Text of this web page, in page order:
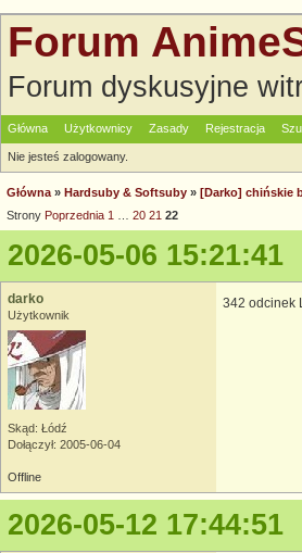
Forum
Forum dyskusyjne
Główna Użytkownicy Zasady Rejestracja
Nie jesteś zalogowany.
Główna » Hardsuby & Softsuby » [Darko] chińskie
Strony Poprzednia 1 20 21 22
2026-05-06 15:21:41
darko
Użytkownik
Skąd: Łódź
Dołączył: 2005-06-04
342 odcinek
Offline
2026-05-12 17:44:51